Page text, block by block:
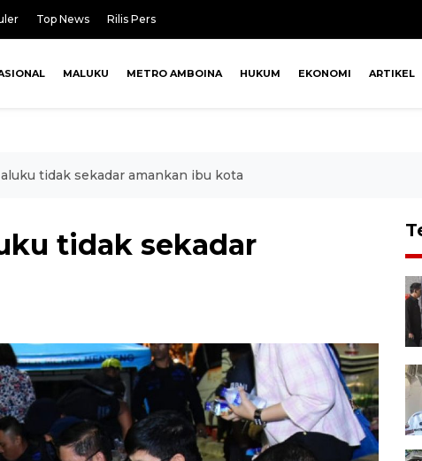
Top News Rilis Pers
MALUKU METRO AMBOINA HUKUM EKONOMI ARTIKEL
tidak sekadar amankan ibu kota
tidak sekadar